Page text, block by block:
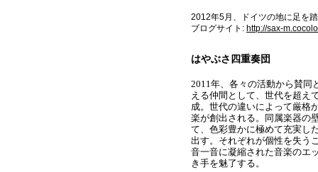
2012年5月、ドイツの地に足を
ブログサイト: http://sax-
はやぶさ四重奏団
2011年、各々の活動から賛同
える仲間として、世代を超え
成。世代の違いによって厳格
楽が創出される。同属楽器の
て、色彩豊かに極めて充実し
出す。それぞれが個性を失う
音一音に凝縮された音楽のエ
き手を魅了する。